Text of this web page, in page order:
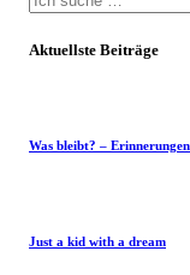
Aktuellste Beiträge
Was bleibt? –
Just a kid with a dream